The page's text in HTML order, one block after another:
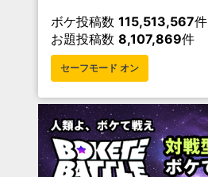
ボケ投稿数 115,513,567件
お題投稿数 8,107,869件
セーフモード オン